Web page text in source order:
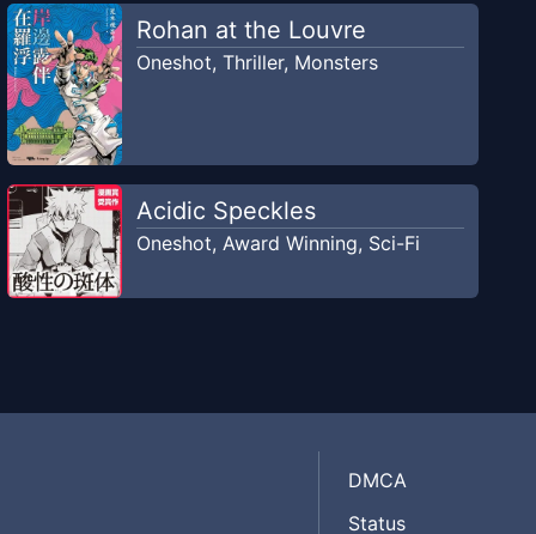
Rohan at the Louvre
Oneshot, Thriller, Monsters
Acidic Speckles
Oneshot, Award Winning, Sci-Fi
DMCA
Status